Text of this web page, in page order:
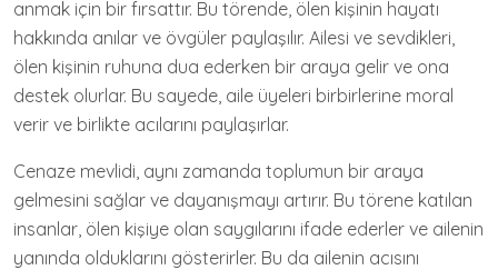
anmak için bir fırsattır. Bu törende, ölen kişinin hayatı
hakkında anılar ve övgüler paylaşılır. Ailesi ve sevdikleri,
ölen kişinin ruhuna dua ederken bir araya gelir ve ona
destek olurlar. Bu sayede, aile üyeleri birbirlerine moral
verir ve birlikte acılarını paylaşırlar.
Cenaze mevlidi, aynı zamanda toplumun bir araya
gelmesini sağlar ve dayanışmayı artırır. Bu törene katılan
insanlar, ölen kişiye olan saygılarını ifade ederler ve ailenin
yanında olduklarını gösterirler. Bu da ailenin acısını